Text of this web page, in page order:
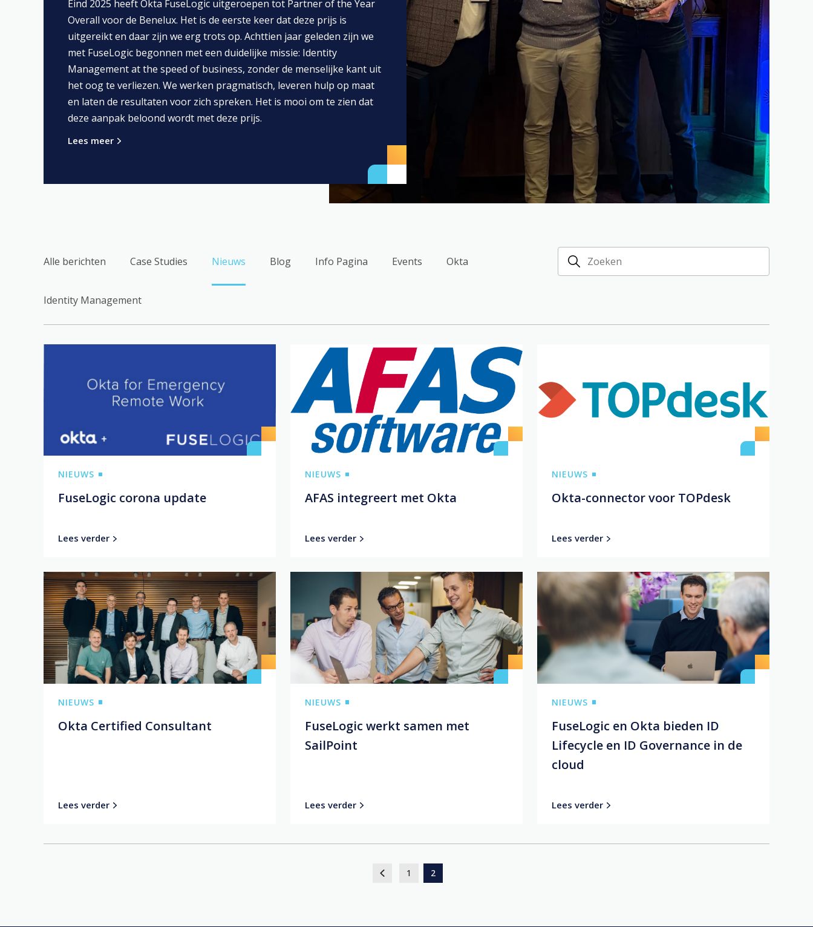
Passwordless
SSO en MFA
Hoe werkt het?
Plan een call
Eind 2025 heeft Okta FuseLogic uitgeroepen tot Partner of the Year
Overall voor de Benelux. Het is de eerste keer dat deze prijs is
uitgereikt en daar zijn we erg trots op. Achttien jaar geleden zijn we
met FuseLogic begonnen met een duidelijke missie: Identity
Management at the speed of business, zonder de menselijke kant uit
het oog te verliezen. We werken pragmatisch, leveren hulp op maat
en laten de resultaten voor zich spreken. Het is mooi om te zien dat
deze aanpak beloond wordt met deze prijs.
Lees meer
Alle berichten Case Studies Nieuws Blog Info Pagina Events Okta
Identity Management
NIEUWS
FuseLogic corona update
Lees verder
NIEUWS
AFAS integreert met Okta
Lees verder
NIEUWS
Okta-connector voor TOPdesk
Lees verder
NIEUWS
Okta Certified Consultant
Lees verder
NIEUWS
FuseLogic werkt samen met
SailPoint
Lees verder
NIEUWS
FuseLogic en Okta bieden ID
Lifecycle en ID Governance in de
cloud
Lees verder
1 2